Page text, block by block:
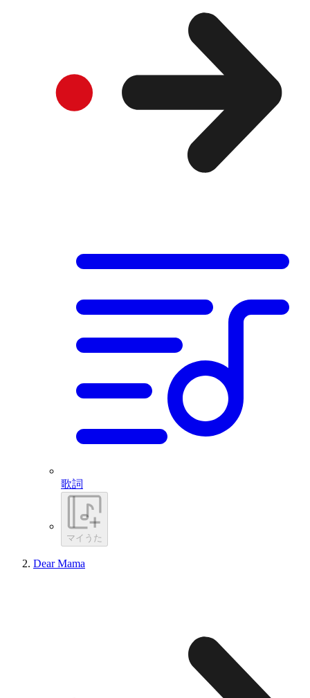
歌詞
マイうた
Dear Mama